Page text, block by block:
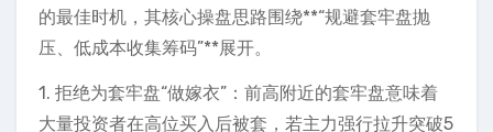
的最佳时机，其核心操盘思路围绕**“规避套牢盘抛
压、低成本收集筹码”**展开。
1. 拒绝为套牢盘“做嫁衣”：前高附近的套牢盘意味着
大量投资者在高位买入后被套，若主力强行拉升突破5